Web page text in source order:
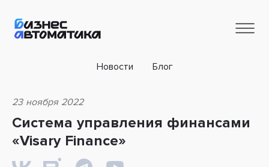
Новости Блог
23 ноября 2022
Система управления финансами
«Visary Finance»